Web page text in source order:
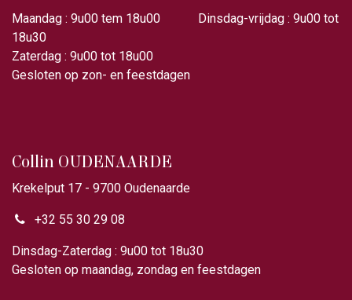
Maandag : 9u00 tem 18u00 Dinsdag-vrijdag : 9u00 tot
18u30
Zaterdag : 9u00 tot 18u00
Gesloten op zon- en feestdagen
Collin OUDENAARDE
Krekelput 17 - 9700 Oudenaarde
+32 55 30 29 08
Dinsdag-Zaterdag : 9u00 tot 18u30
Gesloten op maandag, zondag en feestdagen